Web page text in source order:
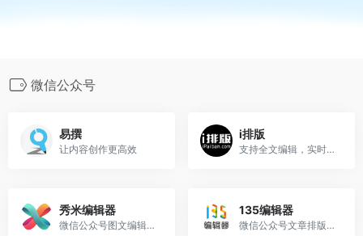
微信公众号
易撰
让内容创作更高效
i排版
支持全文编辑，实时预览、一键样式、一键添加签名的微信图文编辑器，短短三分钟，排好一篇微信图文。
秀米编辑器
微信公众号图文编辑器和H5在线制作工具，海量模板素材和排版样式，强大的布局编辑功能，轻松制作公众号图文和H5
135编辑器
微信公众号文章排版和内容编辑的在线工具，样式丰富，支持秒刷、收藏样式和颜色、图片素材编辑、图片水印、一键排版等功能，轻松编辑微信公众号图文